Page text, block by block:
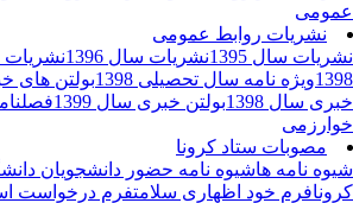
نشریات روابط عمومی
سال 1395
نشریات سال 1396 نشریات سال
ویژه نامه سال تحصیلی 1398 بولتن های
سال 1398
بولتن خبری سال 1399
مصوبات ستاد کرونا
نامه هاشیوه نامه حضور دانشجویان
فرم خود اظهاری سلامتفرم درخواست